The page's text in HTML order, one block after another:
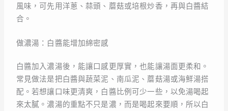
風味，可先用洋蔥、蒜頭、蘑菇或培根炒香，再與白醬結
合。
做濃湯：白醬能增加綿密感
白醬加入濃湯後，能讓口感更厚實，也能讓湯面更柔和。
常見做法是把白醬與蔬菜泥、南瓜泥、蘑菇湯或海鮮湯搭
配。若想讓口味更清爽，白醬比例可少一些，以免湯喝起
來太膩。濃湯的重點不只是濃，而是喝起來要順，所以白